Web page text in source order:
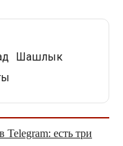
Шашлык
Telegram: есть три